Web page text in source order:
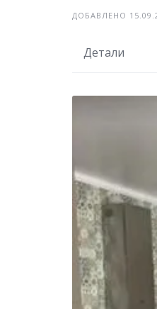
ДОБАВЛЕНО
Детали